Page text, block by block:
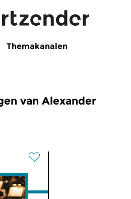
Themakanalen
van Alexander